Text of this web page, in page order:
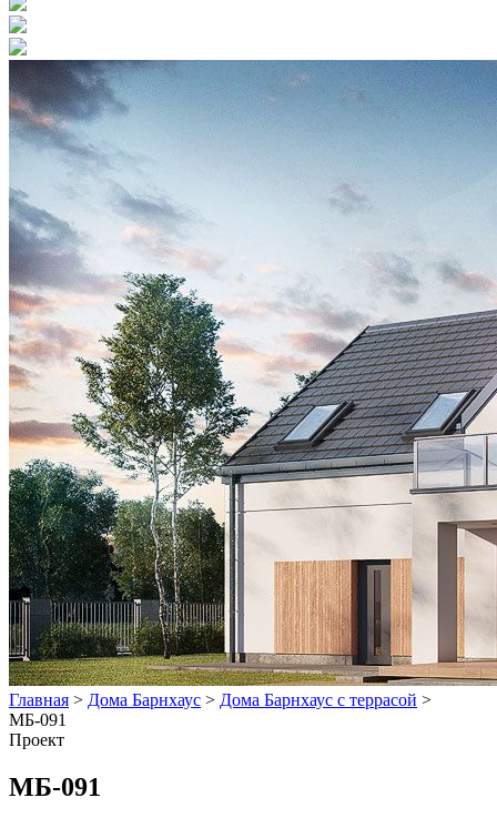
Главная > Дома Барнхаус > Дома Барнхаус с террасой >
МБ-091
Проект
МБ-091